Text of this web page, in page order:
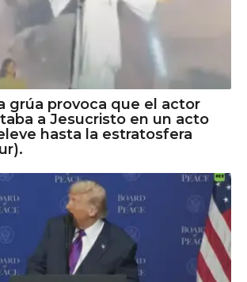
grúa provoca que el actor
a Jesucristo en un acto
hasta la estratosfera